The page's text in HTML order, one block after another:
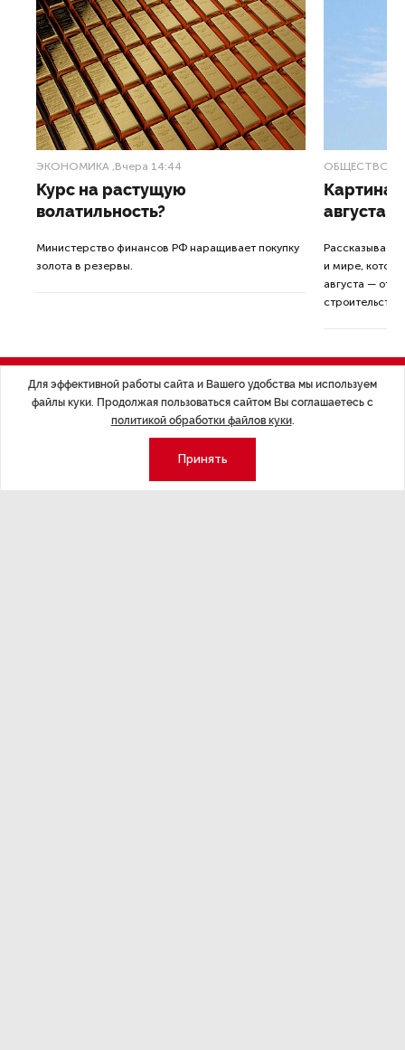
ЭКОНОМИКА ,Вчера 14:44
Курс на растущую
волатильность?
Министерство финансов РФ наращивает покупку
золота в резервы.
ОБЩЕСТВО
Картина
августа
Рассказываем
и мире,
августа — от
Стиль жизни
Для эффективной работы сайта и Вашего удобства мы используем
файлы куки. Продолжая пользоваться сайтом Вы соглашаетесь с
политикой обработки файлов куки.
Принять